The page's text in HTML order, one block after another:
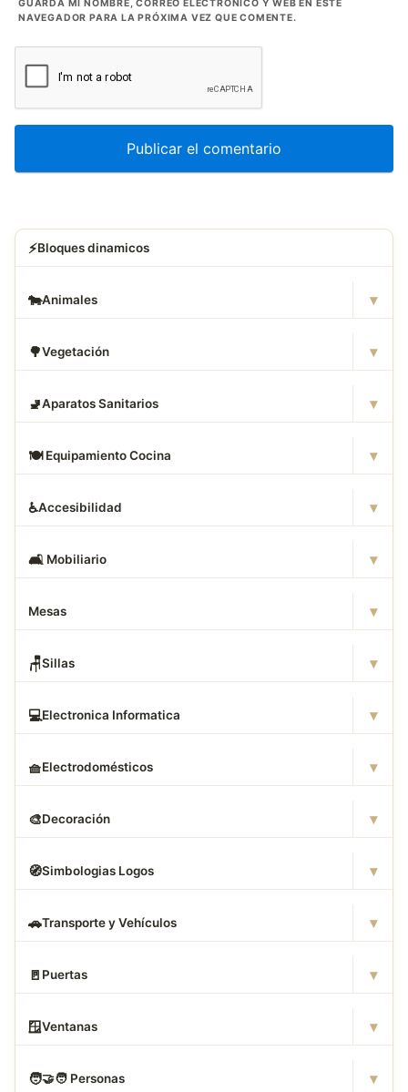
GUARDA MI NOMBRE, CORREO ELECTRÓNICO Y WEB EN ESTE
NAVEGADOR PARA LA PRÓXIMA VEZ QUE COMENTE.
⚡Bloques dinamicos
🐄Animales ▾
🌳Vegetación ▾
🚽Aparatos Sanitarios ▾
🍽️ Equipamiento Cocina ▾
♿Accesibilidad ▾
🛋 ️ Mobiliario ▾
Mesas ▾
🪑Sillas ▾
💻Electronica Informatica ▾
🧺Electrodomésticos ▾
🎨Decoración ▾
🧭Simbologias Logos ▾
🚗Transporte y Vehículos ▾
🚪 Puertas ▾
🪟Ventanas ▾
🧑‍🤝‍🧑 Personas ▾